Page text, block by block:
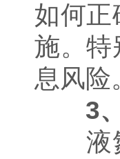
如何正
施。特
息风险
3
液氮